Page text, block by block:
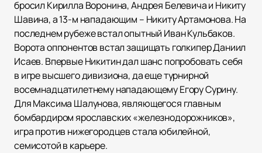
бросил Кирилла Воронина, Андрея Белевича и Никиту
Шавина, а 13-м нападающим – Никиту Артамонова. На
последнем рубеже встал опытный Иван Кульбаков.
Ворота оппонентов встал защищать голкипер Даниил
Исаев. Впервые Никитин дал шанс попробовать себя
в игре высшего дивизиона, да еще турнирной
восемнадцатилетнему нападающему Егору Сурину.
Для Максима Шалунова, являющегося главным
бомбардиром ярославских «железнодорожников»,
игра против нижегородцев стала юбилейной,
семисотой в карьере.